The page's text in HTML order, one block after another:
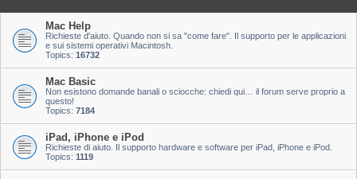
Mac Help
Richieste d'aiuto. Quando non si sa "come fare". Il supporto per le applicazioni
e sui sistemi operativi Macintosh.
Topics: 16732
Mac Basic
Non esistono domande banali o sciocche: chiedi qui… il forum serve proprio a
questo!
Topics: 7184
iPad, iPhone e iPod
Richieste di aiuto. Il supporto hardware e software per iPad, iPhone e iPod.
Topics: 1119